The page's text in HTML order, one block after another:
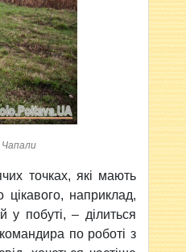
Чапали
точках, які мають
наприклад,
у побуті, – ділиться
по роботі з